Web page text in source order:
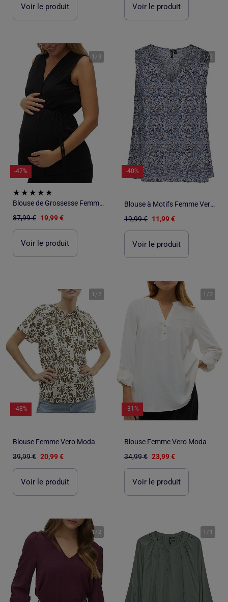
Voir le produit Voir le produit
1 / 3
-47%
Blouse de Grossesse Femme Mamalicious
37,99 € 19,99 €
Voir le produit
1/2
-40%
Blouse à Motifs Femme Vero Moda
19,99 € 11,99 €
Voir le produit
1 / 2
-48%
Blouse Femme Vero Moda
39,99 € 20,99 €
Voir le produit
1 / 2
-31%
Blouse Femme Vero Moda
34,99 € 23,99 €
Voir le produit
1 / 2 1 / 1